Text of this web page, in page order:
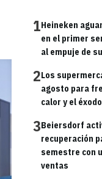
1Heineken
en el primer
al empuje de
2Los
agosto para
calor y el
3Beiersdorf
recuperación
semestre con
ventas